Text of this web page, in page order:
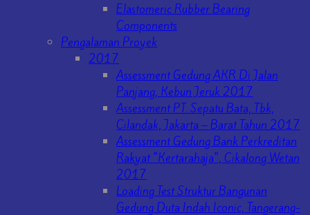
Elastomeric Rubber Bearing
Components
Pengalaman Proyek
2017
Assessment Gedung AKR Di Jalan
Panjang, Kebun Jeruk 2017
Assessment PT. Sepatu Bata, Tbk,
Cilandak, Jakarta – Barat Tahun 2017
Assessment Gedung Bank Perkreditan
Rakyat "Kertarahaja", Cikalong Wetan
2017
Loading Test Struktur Bangunan
Gedung Duta Indah Iconic, Tangerang-